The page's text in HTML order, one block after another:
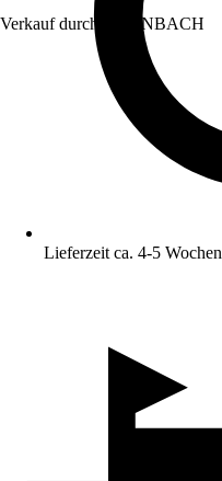
Verkauf durch: HORNBACH
Lieferzeit ca. 4-5 Wochen